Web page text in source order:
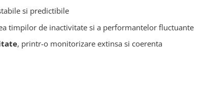
si predictibile
timpilor de inactivitate si a performantelor fluctuante
, printr-o monitorizare extinsa si coerenta